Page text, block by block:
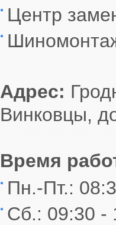
Центр
Адрес:
Винковцы,
Время
Пн.-Пт.:
Сб.: 09:30 -